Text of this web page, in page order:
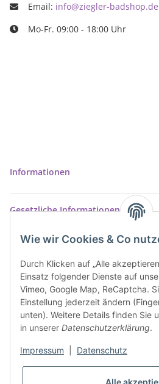
Wie wir Cookies & Co
Durch Klicken auf „Alle
Einsatz folgender Dienste auf
Vimeo, Google Map, ReCaptcha.
Einstellung jederzeit ändern
unten). Weitere Details finden Sie
in unserer Datenschutzerklärung.
Impressum Datenschutz
Alle
Email: info@ziegler-badshop.de
Mo-Fr. 09:00 - 18:00 Uhr
Informationen
Gesetzliche Informationen
* Alle Preise inkl. gesetzlicher